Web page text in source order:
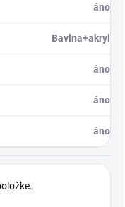
áno
Bavlna+akryl
áno
áno
áno